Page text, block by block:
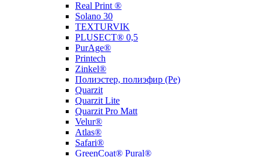
Real Print ®
Solano 30
TEXTURVIK
PLUSECT® 0,5
PurAge®
Printech
Zinkel®
Полиэстер, полиэфир (Pe)
Quarzit
Quarzit Lite
Quarzit Pro Matt
Velur®
Atlas®
Safari®
GreenCoat® Pural®